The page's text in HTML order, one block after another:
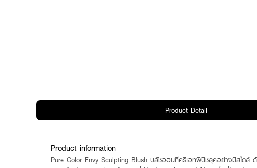
Product Detail
Product information
Pure Color Envy Sculpting Blush บลัชออนที่ครีเอทฟินิชลุคอย่างมีสไตล์